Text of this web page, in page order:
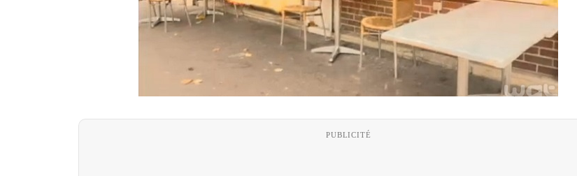
PUBLICITÉ